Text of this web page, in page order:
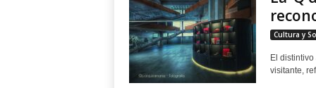
Cultura y
El
visitante,